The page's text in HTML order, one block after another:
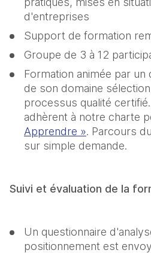
d'entreprises
Support de formation
Groupe de 3 à 12
Formation animée par
de son domaine
processus qualité
adhèrent à notre charte
Apprendre ». Parcours
sur simple demande.
Suivi et évaluation de la
Un questionnaire
positionnement est